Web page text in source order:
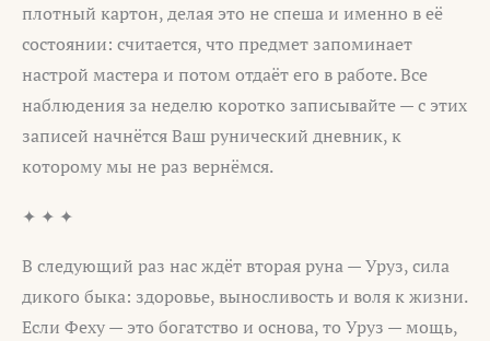
плотный картон, делая это не спеша и именно в её
состоянии: считается, что предмет запоминает
настрой мастера и потом отдаёт его в работе. Все
наблюдения за неделю коротко записывайте — с этих
записей начнётся Ваш рунический дневник, к
которому мы не раз вернёмся.
✦ ✦ ✦
В следующий раз нас ждёт вторая руна — Уруз, сила
дикого быка: здоровье, выносливость и воля к жизни.
Если Феху — это богатство и основа, то Уруз — мощь,